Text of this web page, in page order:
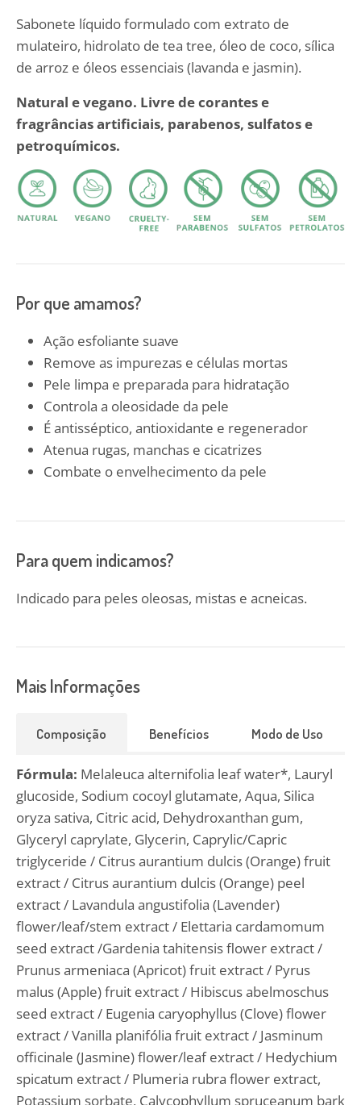
Sabonete líquido formulado com extrato de
mulateiro, hidrolato de tea tree, óleo de coco, sílica
de arroz e óleos essenciais (lavanda e jasmin).
Natural e vegano. Livre de corantes e
fragrâncias artificiais, parabenos, sulfatos e
petroquímicos.
Por que amamos?
Ação esfoliante suave
Remove as impurezas e células mortas
Pele limpa e preparada para hidratação
Controla a oleosidade da pele
É antisséptico, antioxidante e regenerador
Atenua rugas, manchas e cicatrizes
Combate o envelhecimento da pele
Para quem indicamos?
Indicado para peles oleosas, mistas e acneicas.
Mais Informações
Composição Benefícios Modo de Uso
Fórmula: Melaleuca alternifolia leaf water*, Lauryl
glucoside, Sodium cocoyl glutamate, Aqua, Silica
oryza sativa, Citric acid, Dehydroxanthan gum,
Glyceryl caprylate, Glycerin, Caprylic/Capric
triglyceride / Citrus aurantium dulcis (Orange) fruit
extract / Citrus aurantium dulcis (Orange) peel
extract / Lavandula angustifolia (Lavender)
flower/leaf/stem extract / Elettaria cardamomum
seed extract /Gardenia tahitensis flower extract /
Prunus armeniaca (Apricot) fruit extract / Pyrus
malus (Apple) fruit extract / Hibiscus abelmoschus
seed extract / Eugenia caryophyllus (Clove) flower
extract / Vanilla planifólia fruit extract / Jasminum
officinale (Jasmine) flower/leaf extract / Hedychium
spicatum extract / Plumeria rubra flower extract,
Potassium sorbate, Calycophyllum spruceanum bark